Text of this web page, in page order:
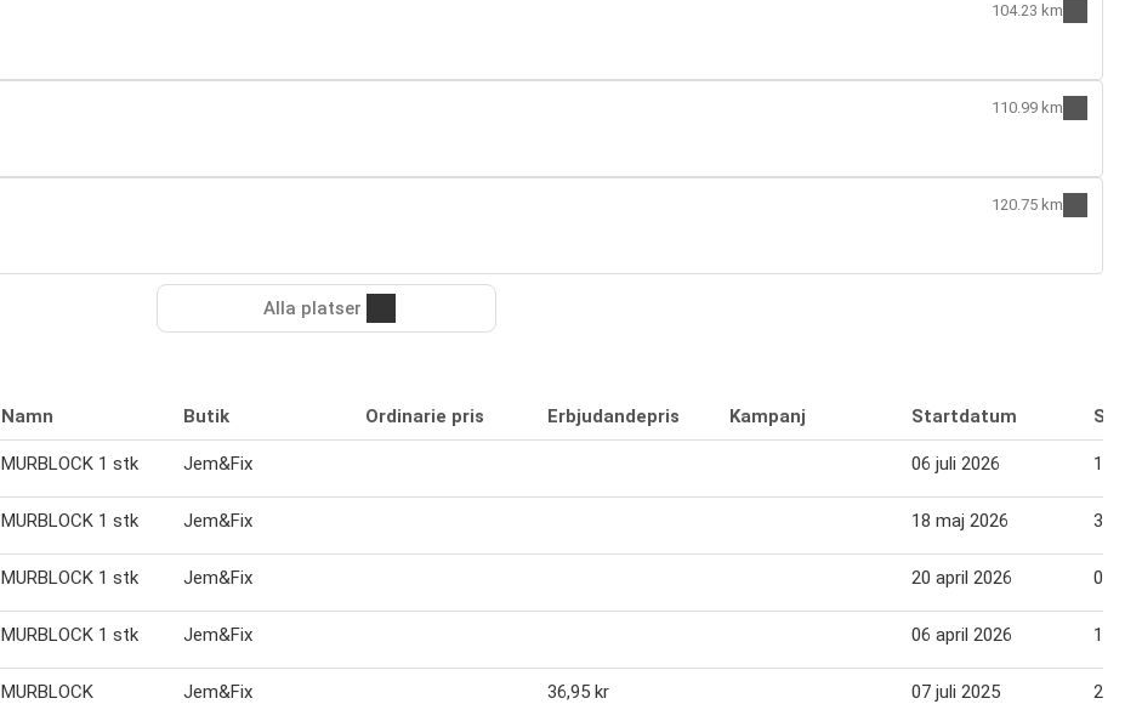
104.23 km
110.99 km
120.75 km
Alla platser
Namn Butik Ordinarie pris Erbjudandepris Kampanj Startdatum
MURBLOCK 1 stk Jem&Fix 06 juli 2026 19
MURBLOCK 1 stk Jem&Fix 18 maj 2026 31
MURBLOCK 1 stk Jem&Fix 20 april 2026 03
MURBLOCK 1 stk Jem&Fix 06 april 2026 19
MURBLOCK Jem&Fix 36,95 kr 07 juli 2025 20